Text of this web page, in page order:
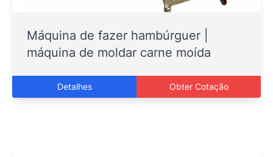
Máquina de fazer hambúrguer |
máquina de moldar carne moída
Detalhes Obter Cotação